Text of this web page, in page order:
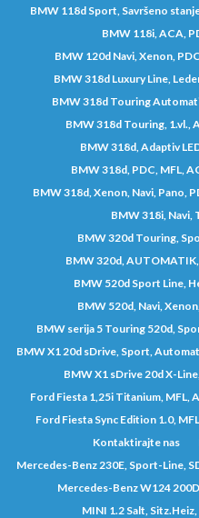
BMW 118d Sport, Savršeno
BMW 118i, ACA,
BMW 120d Navi, Xenon,
BMW 318d Luxury Line,
BMW 318d Touring
BMW 318d Touring, 1.vl.,
BMW 318d, Adaptiv
BMW 318d, PDC, MFL,
BMW 318d, Xenon, Navi, Pano,
BMW 318i, Navi,
BMW 320d Touring,
BMW 320d,
BMW 520d Sport Line,
BMW 520d, Navi,
BMW serija 5 Touring 520d,
BMW X1 20d sDrive, Sport,
BMW X1 sDrive 20d X-
Ford Fiesta 1,25i Titanium, MFL,
Ford Fiesta Sync Edition 1.0,
Kontaktirajte nas
Mercedes-Benz 230E, Sport-Line,
Mercedes-Benz W124
MINI 1.2 Salt,